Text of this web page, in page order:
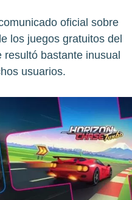
oficial sobre
los juegos gratuitos del
resultó bastante inusual
usuarios.